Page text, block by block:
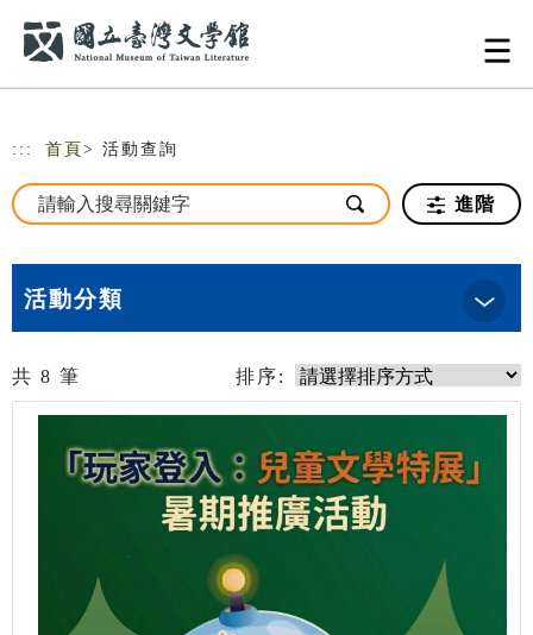
::: 首頁 > 活動查詢
進階
活動分類
共 8 筆 排序: